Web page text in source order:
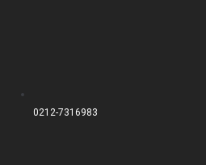
0212-7316983